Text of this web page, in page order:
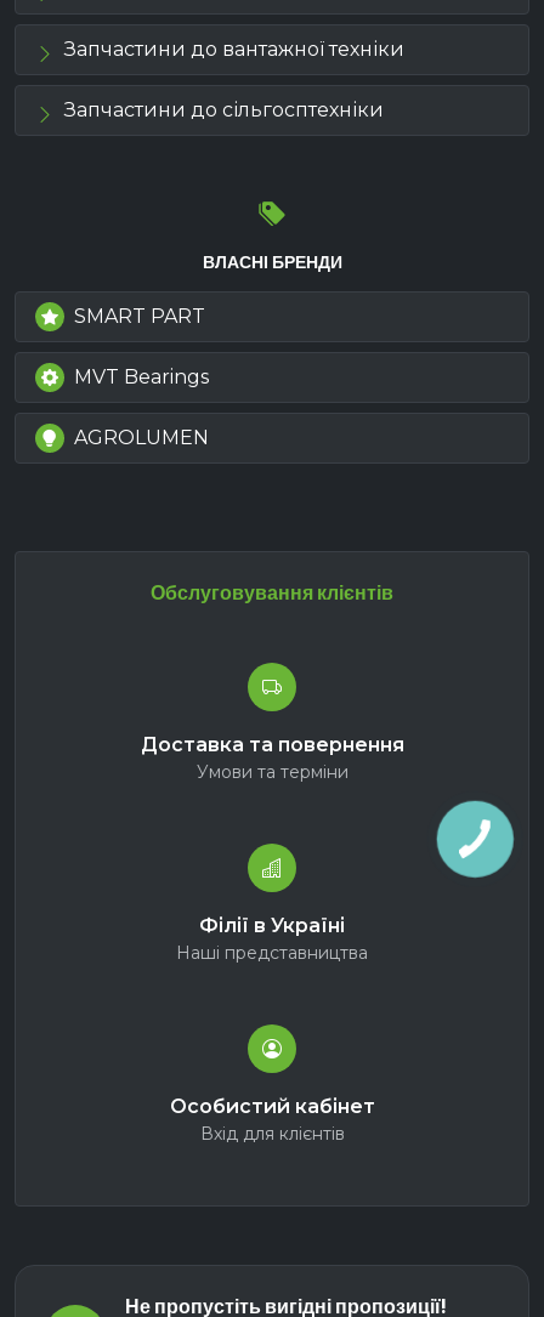
Запчастини до вантажної техніки
Запчастини до сільгосптехніки
ВЛАСНІ БРЕНДИ
SMART PART
MVT Bearings
AGROLUMEN
Обслуговування клієнтів
Доставка та повернення
Умови та терміни
Філії в Україні
Наші представництва
Особистий кабінет
Вхід для клієнтів
Не пропустіть вигідні пропозиції!